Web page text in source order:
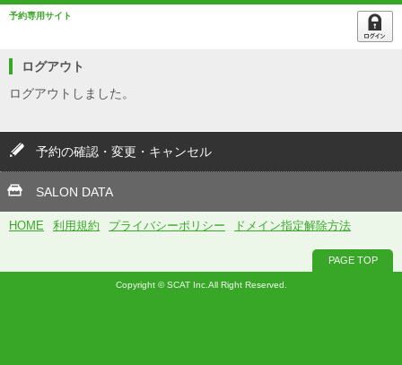
予約専用サイト
ログアウト
ログアウトしました。
予約の確認・変更・キャンセル
SALON DATA
HOME 利用規約 プライバシーポリシー ドメイン指定解除方法
PAGE TOP
Copyright © SCAT Inc.All Right Reserved.